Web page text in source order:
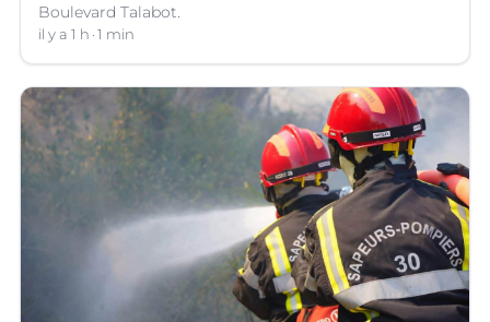
Boulevard Talabot.
il y a 1 h 1 min